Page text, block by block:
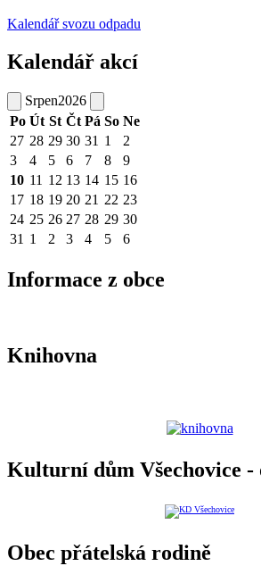
Kalendář svozu odpadu
Kalendář akcí
Srpen2026
Po Út St Čt Pá So Ne
27 28 29 30 31 1
2
3
4 5 6 7 8
9
10 11 12 13 14 15 16
17 18 19 20 21 22 23
24 25 26 27 28 29 30
31 1 2 3 4 5 6
Informace z obce
Knihovna
Kulturní dům Všechovice -
Obec přátelská rodině